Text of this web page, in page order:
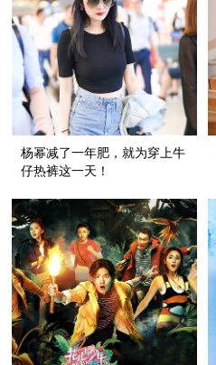
杨幂减了一年肥，就为穿上牛
仔热裤这一天！